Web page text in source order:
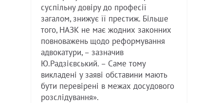
суспільну довіру до професії
загалом, знижує її престиж. Більше
того, НАЗК не має жодних законних
повноважень щодо реформування
адвокатури, – зазначив
Ю.Радзієвський. – Саме тому
викладені у заяві обставини мають
бути перевірені в межах досудового
розслідування».